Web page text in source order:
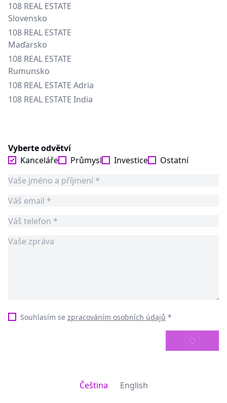
108 REAL ESTATE
Slovensko
108 REAL ESTATE
Maďarsko
108 REAL ESTATE
Rumunsko
108 REAL ESTATE Adria
108 REAL ESTATE India
Vyberte odvětví
Kanceláře
Průmysl Investice Ostatní
Souhlasím se zpracováním osobních údajů *
ODESLAT
Čeština English